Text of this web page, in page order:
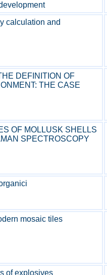
calculation and
DEFINITION OF
THE CASE
OF MOLLUSK SHELLS
SPECTROSCOPY
mosaic tiles
of explosives